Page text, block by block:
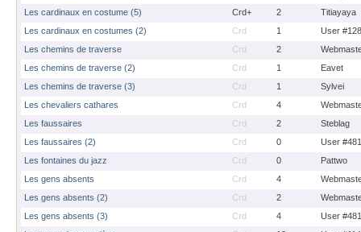
Les cardinaux en costume (5)
Crd+ 2
Titiayaya
Les cardinaux en costumes (2)
Crd 1
User
Les chemins de traverse
Crd 2
Les chemins de traverse (2)
Crd 1
Eavet
Les chemins de traverse (3)
Crd 1
Sylvei
Les chevaliers cathares
Crd 4
Les faussaires
Crd 2
Steblag
Les faussaires (2)
Crd 0
User
Les fontaines du jazz
Crd 0
Pattwo
Les gens absents
Crd 4
Les gens absents (2)
Crd 2
Les gens absents (3)
Crd 4
User